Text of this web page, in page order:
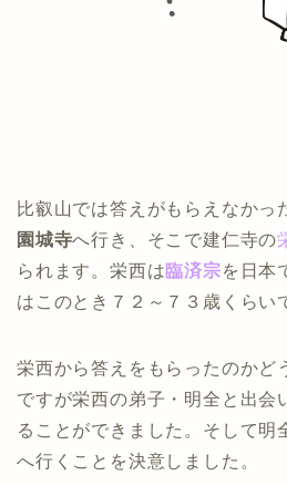
比叡山では答えがもらえなかっ
園城寺へ行き、そこで建仁寺の
られます。栄西は臨済宗を日本
はこのとき７２～７３歳くらい
栄西から答えをもらったのかど
ですが栄西の弟子・明全と出会
ることができました。そして明
へ行くことを決意しました。